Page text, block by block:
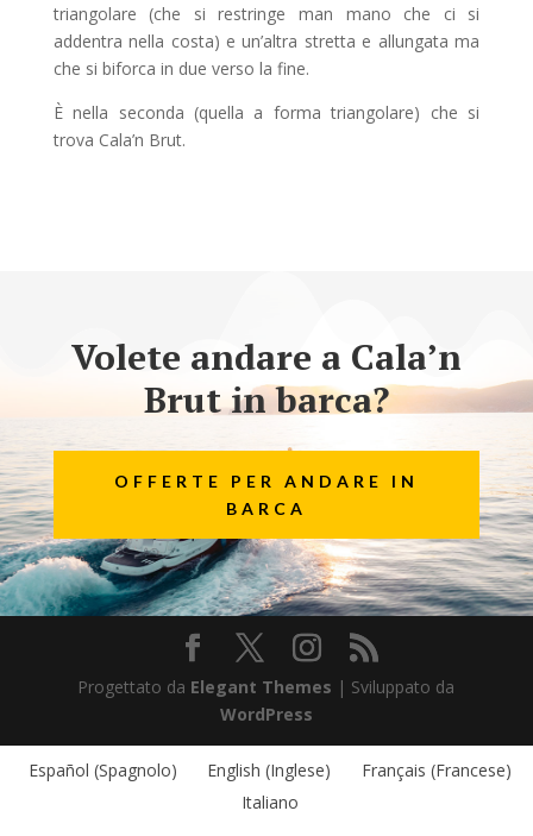
triangolare (che si restringe man mano che ci si
addentra nella costa) e un’altra stretta e allungata ma
che si biforca in due verso la fine.
È nella seconda (quella a forma triangolare) che si
trova Cala’n Brut.
Volete andare a Cala’n
Brut in barca?
OFFERTE PER ANDARE IN
BARCA
Progettato da Elegant Themes | Sviluppato da
WordPress
Español (Spagnolo) English (Inglese) Français (Francese)
Italiano